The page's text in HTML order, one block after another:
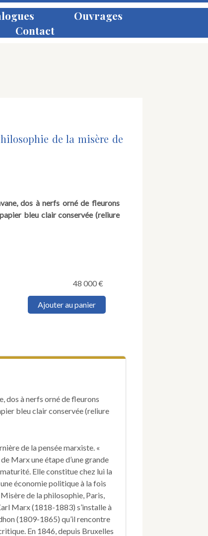
Ouvrages
Contact
de la misère de
dos à nerfs orné de fleurons
bleu clair conservée (reliure
48 000€
quantité
la
la
Philosophie
de
M.
Proudhon.
Ajouter au panier
dos à nerfs orné de fleurons
bleu clair conservée (reliure
de la pensée marxiste. «
Marx une étape d’une grande
Elle constitue chez lui la
économie politique à la fois
de la philosophie, Paris,
Marx (1818-1883) s’installe à
(1809-1865) qu’il rencontre
En 1846, depuis Bruxelles